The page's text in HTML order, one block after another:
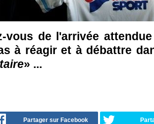
vous de l'arrivée
à réagir et à débattre
» ...
Partager sur Facebook